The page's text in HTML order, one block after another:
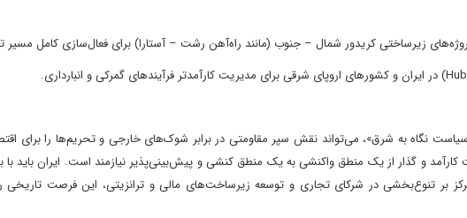
زیرساختی کریدور شمال – جنوب (مانند راه‌آهن رشت – آستارا) برای فعال‌سازی کامل مسیر
نگاه به شرق»، می‌تواند نقش سپر مقاومتی در برابر شوک‌های خارجی و تحریم‌ها را برای
و گذار از یک منطق واکنشی به یک منطق کنشی و پیش‌بینی‌پذیر نیازمند است. ایران باید با
بر تنوع‌بخشی در شرکای تجاری و توسعه زیرساخت‌های مالی و ترانزیتی، این فرصت تاریخی